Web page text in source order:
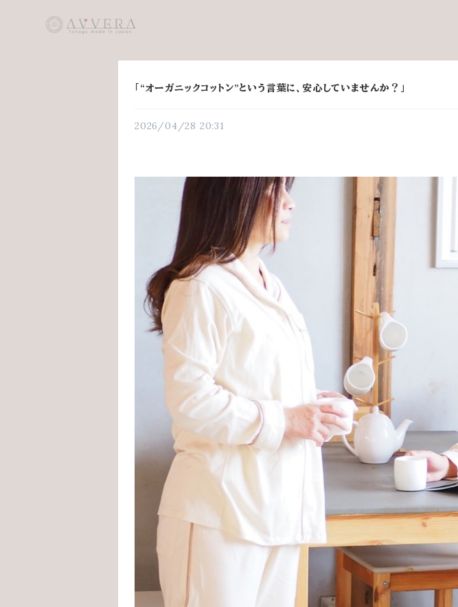
「“オーガニックコットン”という言葉に、安心していませんか？」
2026/04/28 20:31